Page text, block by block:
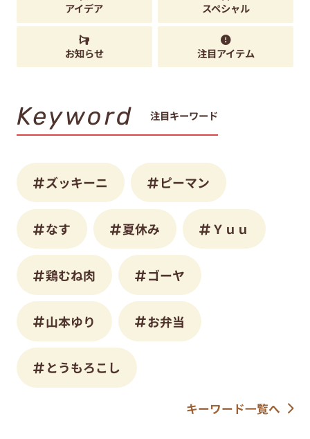
アイデア スペシャル
お知らせ 注目アイテム
Keyword 注目キーワード
ズッキーニ ピーマン
なす 夏休み Ｙｕｕ
鶏むね肉 ゴーヤ
山本ゆり お弁当
とうもろこし
キーワード一覧へ